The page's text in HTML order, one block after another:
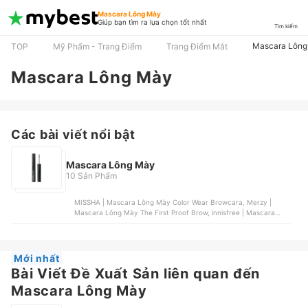
Mascara Lông Mày
Giúp bạn tìm ra lựa chọn tốt nhất
Tìm kiếm
TOP Mỹ Phẩm - Trang Điểm Trang Điểm Mắt Mascara
Mascara Lông Mày
Các bài viết nổi bật
Mascara Lông Mày
10 Sản Phẩm
MISSHA | Mascara Lông Mày Color Wear Browcara, Merzy |
Mascara Lông Mày The First Proof Brow, innisfree | Mascara
Mới nhất
Bài Viết Đề Xuất Sản liên quan đến
Mascara Lông Mày